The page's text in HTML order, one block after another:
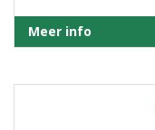
Meer info